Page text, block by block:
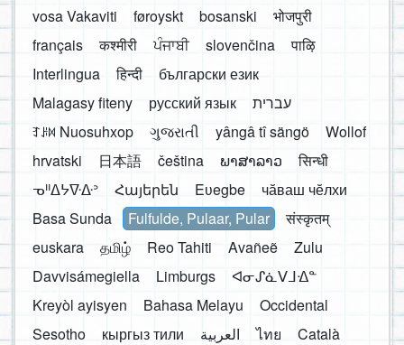
vosa Vakaviti
føroyskt bosanski
भोजपुरी
français
कश्मीरी ਪੰਜਾਬੀ slovenčina
पाऴि
Interlingua
हिन्दी
български език
Malagasy fiteny
русский язык
עברית
ꆈꌠ꒿ Nuosuhxop
ગુજરાતી yângâ tî sängö
Wollof
hrvatski
日本語 čeština ພາສາລາວ
सिन्धी
ᓀᐦᐃᔭᐍᐏᐣ
Հայերեն Eʋegbe
чӑваш чӗлхи
Basa Sunda
Fulfulde, Pulaar, Pular
संस्कृतम्
euskara
தமிழ் Reo Tahiti Avañeẽ
Zulu
Davvisámegiella
Limburgs
ᐊᓂᔑᓈᐯᒧᐎᓐ
Kreyòl ayisyen
Bahasa Melayu
Occidental
Sesotho
кыргыз тили العربية ไทย
Català